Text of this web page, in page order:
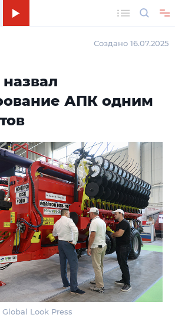
Создано 16.07.2025
АПК одним
Look Press